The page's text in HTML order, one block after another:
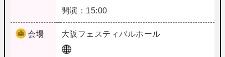
開演：15:00
会場 大阪 フェスティバルホール